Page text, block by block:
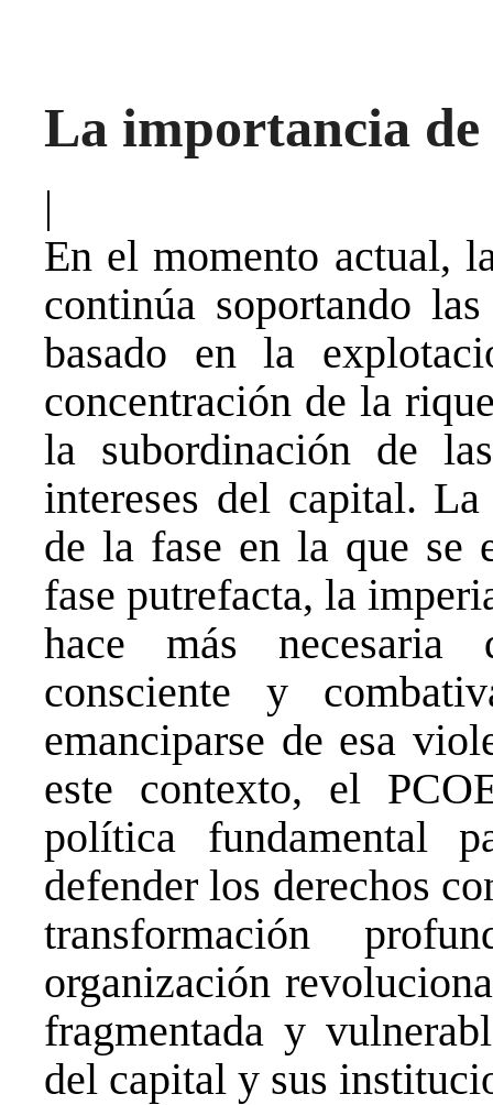
La importancia
|
En el momento actual,
continúa soportando
basado en la
concentración de la
la subordinación de
intereses del capital.
de la fase en la que se
fase putrefacta, la
hace más necesaria
consciente y
emanciparse de esa
este contexto, el
política fundamental
defender los derechos
transformación
organización
fragmentada y
del capital y sus